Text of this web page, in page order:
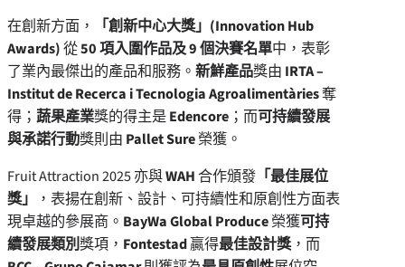
在創新方面，
「創新中心大獎」(Innovation Hub
Awards)從50 項入圍作品及 9 個決賽名單中，表彰
了業內最傑出的產品和服務。 新鮮產品獎由 IRTA –
Institut de Recerca i Tecnologia Agroalimentàries奪
得； 蔬果產業獎的得主是Edencore ；而可持續發展
與承諾行動獎則由 Pallet Sure榮獲。
Fruit Attraction 2025 亦與WAH合作頒發 「最佳展位
獎」
，表揚在創新、設計、可持續性和原創性方面表
現卓越的參展商。 BayWa Global Produce榮獲可持
續發展類別獎項， Fontestad贏得最佳設計獎，而